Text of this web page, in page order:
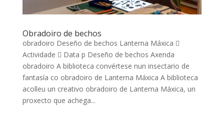
Obradoiro de bechos
obradoiro Deseño de bechos Lanterna Máxica 
Actividade  Data p Deseño de bechos Axenda
obradoiro A biblioteca convértese nun insectario de
fantasía co obradoiro de Lanterna Máxica A biblioteca
acolleu un creativo obradoiro de Lanterna Máxica, un
proxecto que achega...